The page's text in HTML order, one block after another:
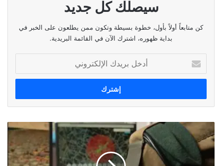
ساعة شروق الشمس:٠٦:٠٦
ساعة غروب الشمس:١٩:١٥
الطقس،الحرارة،الاحوال الجوية،الارصاد الجوية،الرطوبة
سيصلك كل جديد
كن متابعاً أولاً بأول، خطوة بسيطة وتكون ممن يطلعون على الخبر في
بداية ظهوره، اشترك الآن في القائمة البريدية.
بريدك
الإلكتروني
مفاجئة
إسرائيلية
جديدة
لحزب